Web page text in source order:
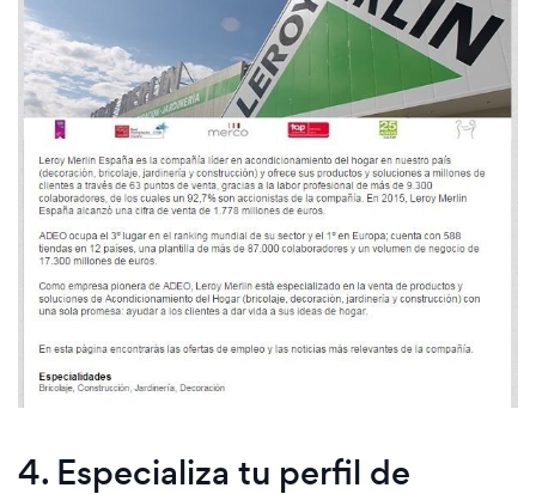
4. Especializa tu perfil de